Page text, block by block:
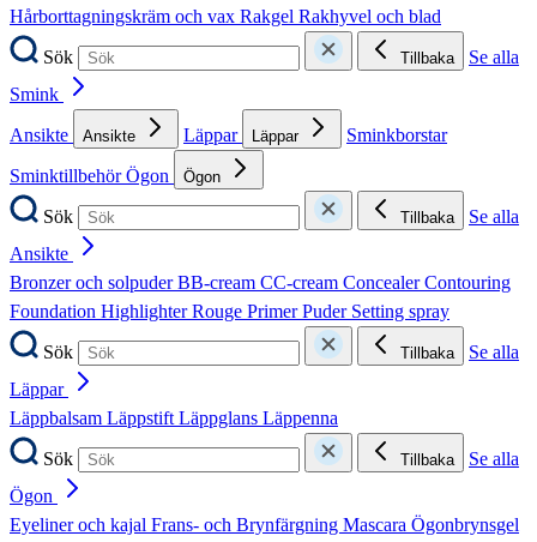
Hårborttagningskräm och vax Rakgel Rakhyvel och blad
Sök
Tillbaka
Se alla
Smink
Ansikte
Ansikte Läppar Läppar
Sminkborstar
SminktillbehörÖgon Ögon
Sök Tillbaka
Se alla
Ansikte
Bronzer och solpuderBB-cream CC-cream ConcealerContouring
Foundation HighlighterRouge PrimerPuder Setting spray
Sök
Tillbaka
Se alla
Läppar
Läppbalsam LäppstiftLäppglans Läppenna
Sök
Tillbaka
Se alla
Ögon
Eyeliner och kajal Frans- och Brynfärgning Mascara Ögonbrynsgel